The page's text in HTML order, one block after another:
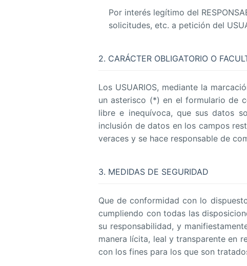
Por interés legítimo del
solicitudes, etc. a petición del
2. CARÁCTER OBLIGATORIO O
Los USUARIOS, mediante la
un asterisco (*) en el formulario de
libre e inequívoca, que sus datos
inclusión de datos en los campos
veraces y se hace responsable de
3. MEDIDAS DE SEGURIDAD
Que de conformidad con lo
cumpliendo con todas las
su responsabilidad, y
manera lícita, leal y transparente en
con los fines para los que son